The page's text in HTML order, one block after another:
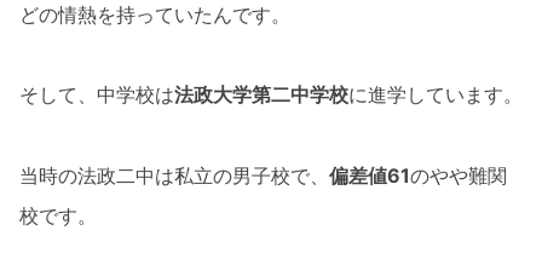
どの情熱を持っていたんです。
そして、中学校は法政大学第二中学校に進学しています。
当時の法政二中は私立の男子校で、 偏差値61のやや難関
校です。